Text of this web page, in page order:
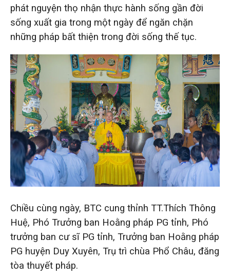
phát nguyện thọ nhận thực hành sống gần đời
sống xuất gia trong một ngày để ngăn chặn
những pháp bất thiện trong đời sống thế tục.
Chiều cùng ngày, BTC cung thỉnh TT.Thích Thông
Huệ, Phó Trưởng ban Hoằng pháp PG tỉnh, Phó
trưởng ban cư sĩ PG tỉnh, Trưởng ban Hoằng pháp
PG huyện Duy Xuyên, Trụ trì chùa Phổ Châu, đăng
tòa thuyết pháp.